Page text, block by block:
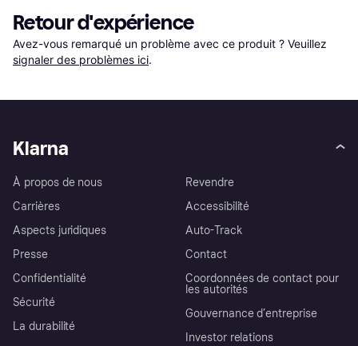
Retour d'expérience
Avez-vous remarqué un problème avec ce produit ? Veuillez
signaler des problèmes ici.
Klarna
À propos de nous
Carrières
Aspects juridiques
Presse
Confidentialité
Sécurité
La durabilité
Revendre
Accessibilité
Auto-Track
Contact
Coordonnées de contact pour
les autorités
Gouvernance d’entreprise
Investor relations